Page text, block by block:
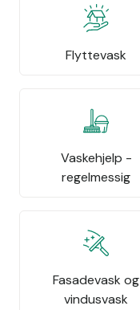
Flyttevask
Vaskehjelp -
regelmessig
Fasadevask og
vindusvask